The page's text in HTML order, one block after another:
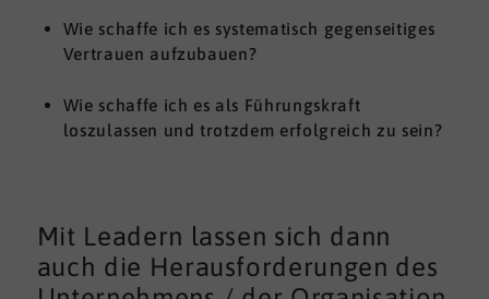
Wie schaffe ich es systematisch gegenseitiges
Vertrauen aufzubauen?
Wie schaffe ich es als Führungskraft
loszulassen und trotzdem erfolgreich zu sein?
Mit Leadern lassen sich dann
auch die Herausforderungen des